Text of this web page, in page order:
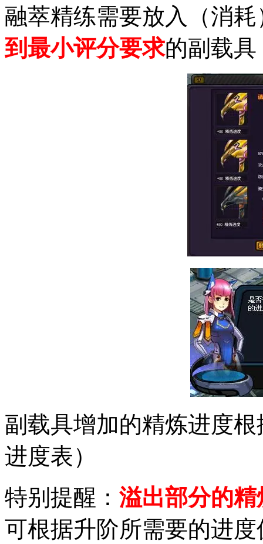
融萃精练需要放入（消耗
到最小评分要求的副载
副载具增加的精炼进度
进度表）
特别提醒： 溢出部分的
可根据升阶所需要的进